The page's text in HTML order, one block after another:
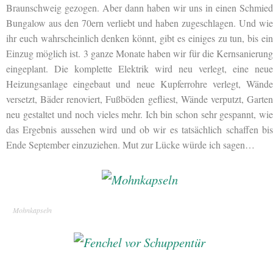
Braunschweig gezogen. Aber dann haben wir uns in einen Schmied
Bungalow aus den 70ern verliebt und haben zugeschlagen. Und wie
ihr euch wahrscheinlich denken könnt, gibt es einiges zu tun, bis ein
Einzug möglich ist. 3 ganze Monate haben wir für die Kernsanierung
eingeplant. Die komplette Elektrik wird neu verlegt, eine neue
Heizungsanlage eingebaut und neue Kupferrohre verlegt, Wände
versetzt, Bäder renoviert, Fußböden gefliest, Wände verputzt, Garten
neu gestaltet und noch vieles mehr. Ich bin schon sehr gespannt, wie
das Ergebnis aussehen wird und ob wir es tatsächlich schaffen bis
Ende September einzuziehen. Mut zur Lücke würde ich sagen…
Mohnkapseln